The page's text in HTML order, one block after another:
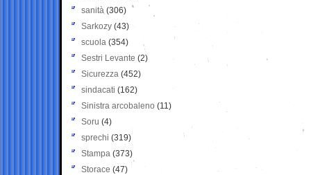
sanità (306)
Sarkozy (43)
scuola (354)
Sestri Levante (2)
Sicurezza (452)
sindacati (162)
Sinistra arcobaleno (11)
Soru (4)
sprechi (319)
Stampa (373)
Storace (47)